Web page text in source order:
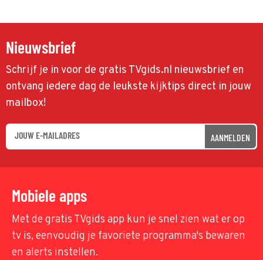
Nieuwsbrief
Schrijf je in voor de gratis TVgids.nl nieuwsbrief en
ontvang iedere dag de leukste kijktips direct in jouw
mailbox!
AANMELDEN
Mobiele apps
Met de gratis TVgids app kun je snel zien wat er op
tv is, eenvoudig je favoriete programma's bewaren
en alerts instellen.